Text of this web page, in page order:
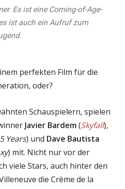
Es ist eine Coming-of-Age-
ist auch ein Aufruf zum
perfekten Film für die
oder?
Schauspielern, spielen
Javier Bardem(Skyfall),
Years) und Dave Bautista
) mit. Nicht nur vor der
viele Stars, auch hinter den
die Crème de la